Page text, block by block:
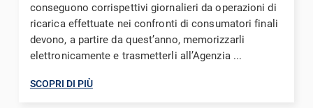
conseguono corrispettivi giornalieri da operazioni di
ricarica effettuate nei confronti di consumatori finali
devono, a partire da quest’anno, memorizzarli
elettronicamente e trasmetterli all’Agenzia ...
SCOPRI DI PIÙ